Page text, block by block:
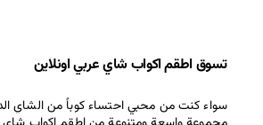
تسوق اطقم اكواب شاي عربي اونلاين
سواء كنت من محبي احتساء كوباً من الشاي